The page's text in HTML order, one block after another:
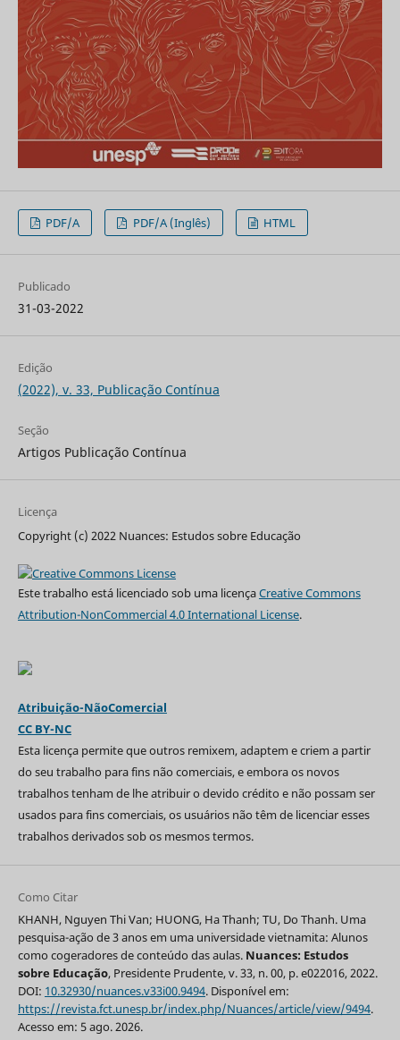
PDF/A PDF/A (Inglês) HTML
Publicado
31-03-2022
Edição
(2022), v. 33, Publicação Contínua
Seção
Artigos Publicação Contínua
Licença
Copyright (c) 2022 Nuances: Estudos sobre Educação
Este trabalho está licenciado sob uma licençaCreative Commons
Attribution-NonCommercial 4.0 International License.
Atribuição-NãoComercial
CC BY-NC
Esta licença permite que outros remixem, adaptem e criem a partir
do seu trabalho para fins não comerciais, e embora os novos
trabalhos tenham de lhe atribuir o devido crédito e não possam ser
usados para fins comerciais, os usuários não têm de licenciar esses
trabalhos derivados sob os mesmos termos.
Como Citar
KHANH, Nguyen Thi Van; HUONG, Ha Thanh; TU, Do Thanh. Uma
pesquisa-ação de 3 anos em uma universidade vietnamita: Alunos
como cogeradores de conteúdo das aulas. Nuances: Estudos
sobre Educação, Presidente Prudente, v. 33, n. 00, p. e022016, 2022.
DOI: 10.32930/nuances.v33i00.9494. Disponível em:
https://revista.fct.unesp.br/index.php/Nuances/article/view/9494.
Acesso em: 5 ago. 2026.